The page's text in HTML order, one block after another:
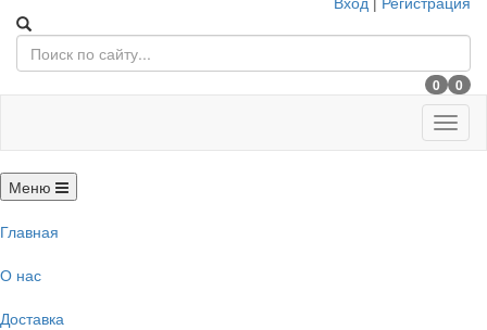
0
0
Меню
Меню
Главная
О нас
Доставка